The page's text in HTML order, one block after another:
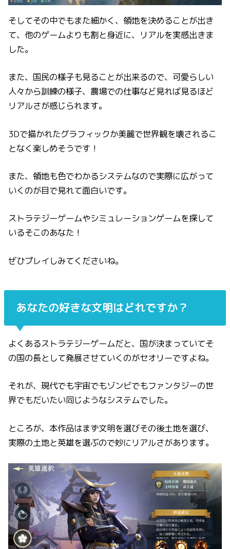
そしてその中でもまた細かく、領地を決めることが出き
て、他のゲームよりも割と身近に、リアルを実感出きま
した。
また、国民の様子も見ることが出来るので、可愛らしい
人々から訓練の様子、農場での仕事など見れば見るほど
リアルさが感じられます。
3Dで描かれたグラフィックか美麗で世界観を壊されるこ
となく楽しめそうです！
また、領地も色でわかるシステムなので実際に広がって
いくのが目で見れて面白いです。
ストラテジーゲームやシミュレーションゲームを探して
いるそこのあなた！
ぜひプレイしみてくださいね。
あなたの好きな文明はどれですか？
よくあるストラテジーゲームだと、国が決まっていてそ
の国の長として発展させていくのがセオリーですよね。
それが、現代でも宇宙でもゾンビでもファンタジーの世
界でもだいたい同じようなシステムでした。
ところが、本作品はまず文明を選びその後土地を選び、
実際の土地と英雄を選ぶので妙にリアルさがあります。